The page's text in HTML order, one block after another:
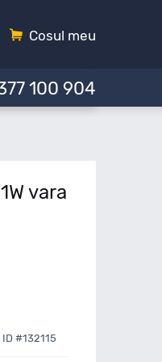
Cosul meu
100 904
vara
ID #132115